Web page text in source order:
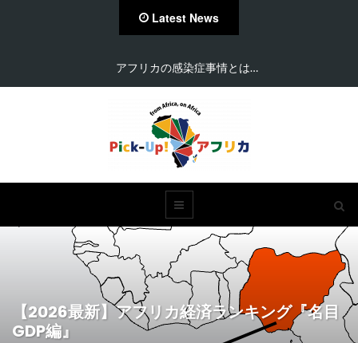
Latest News
アフリカの感染症事情とは…
【2026最新】アフリカ経済ランキング『名目
GDP編』